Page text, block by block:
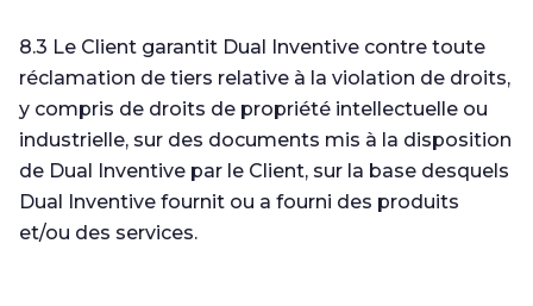
8.3 Le Client garantit Dual Inventive contre toute
réclamation de tiers relative à la violation de droits,
y compris de droits de propriété intellectuelle ou
industrielle, sur des documents mis à la disposition
de Dual Inventive par le Client, sur la base desquels
Dual Inventive fournit ou a fourni des produits
et/ou des services.